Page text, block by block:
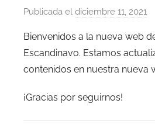
Publicada el diciembre 11, 2021
r
B
a
Bienvenidos a la nueva web
Escandinavo. Estamos
contenidos en nuestra nueva
¡Gracias por seguirnos!